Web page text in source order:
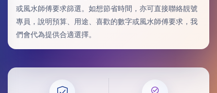
或風水師傅要求篩選。如想節省時間，亦可直接聯絡靚號
專員，說明預算、用途、喜歡的數字或風水師傅要求，我
們會代為提供合適選擇。